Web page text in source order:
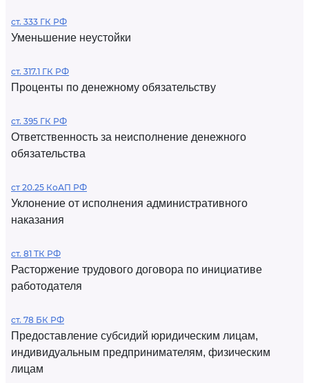
ст. 333 ГК РФ
Уменьшение неустойки
ст. 317.1 ГК РФ
Проценты по денежному обязательству
ст. 395 ГК РФ
Ответственность за неисполнение денежного
обязательства
ст 20.25 КоАП РФ
Уклонение от исполнения административного
наказания
ст. 81 ТК РФ
Расторжение трудового договора по инициативе
работодателя
ст. 78 БК РФ
Предоставление субсидий юридическим лицам,
индивидуальным предпринимателям, физическим
лицам